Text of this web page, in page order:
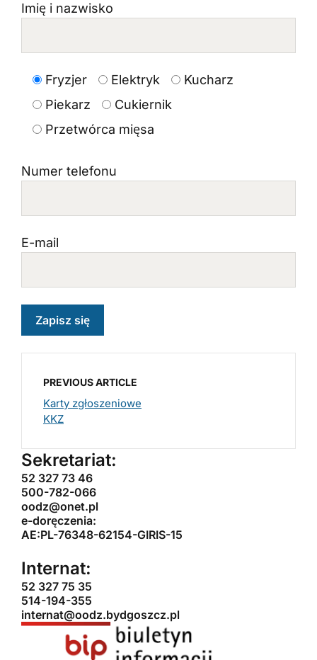
Imię i nazwisko
Fryzjer Elektryk
Kucharz
Piekarz
Cukiernik
Przetwórca mięsa
Numer telefonu
E-mail
PREVIOUS ARTICLE
Karty zgłoszeniowe
KKZ
Sekretariat:
52 327 73 46
500-782-066
oodz@onet.pl
e-doręczenia:
AE:PL-76348-62154-GIRIS-15
Internat:
52 327 75 35
514-194-355
internat@oodz.bydgoszcz.pl